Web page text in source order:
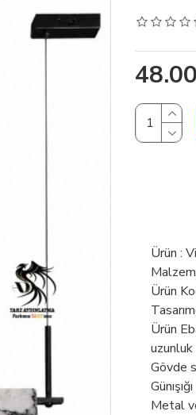
Ürün :
Ürün
Ürün
Gövde
Metal